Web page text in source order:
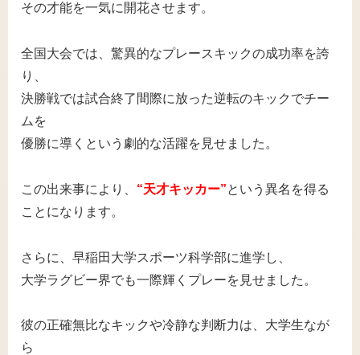
その才能を一気に開花させます。
全国大会では、驚異的なプレースキックの成功率を誇
り、
決勝戦では試合終了間際に放った逆転のキックでチー
ムを
優勝に導くという劇的な活躍を見せました。
この出来事により、 “天才キッカー”という異名を得る
ことになります。
さらに、早稲田大学スポーツ科学部に進学し、
大学ラグビー界でも一際輝くプレーを見せました。
彼の正確無比なキックや冷静な判断力は、大学生なが
ら